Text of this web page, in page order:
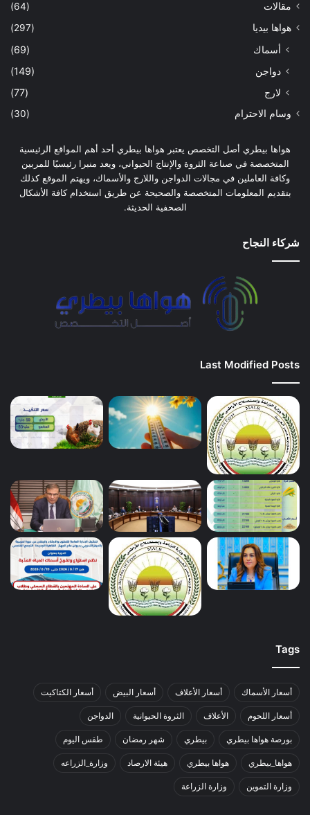
مقالات
(64)
هواها بيديا
(297)
أسماك
(69)
دواجن
(149)
لارج
(77)
وسام الاحترام (30)
هواها بيطري أصل التخصص يعتبر هواها بيطري أحد أهم المواقع الرئيسية
المتخصصة في صناعة الثروة والإنتاج الحيواني، ويعد منبرا رئيسيًا للمربين
وكافة العاملين في مجالات الدواجن واللارج والأسماك، ويهتم الموقع كذلك
بتقديم المعلومات المتخصصة والصحيحة عن طريق استخدام كافة الأشكال
الصحفية الحديثة.
شركاء النجاح
Last Modified Posts
Tags
أسعار الأسماك أسعار الأعلاف أسعار البيض أسعار الكتاكيت
أسعار اللحوم الأعلاف الثروة الحيوانية الدواجن
بورصة هواها بيطري بيطري شهر رمضان طقس اليوم
هواها_بيطري هواها بيطري هيئة الارصاد وزارة_الزراعه
وزارة التموين وزارة الزراعة